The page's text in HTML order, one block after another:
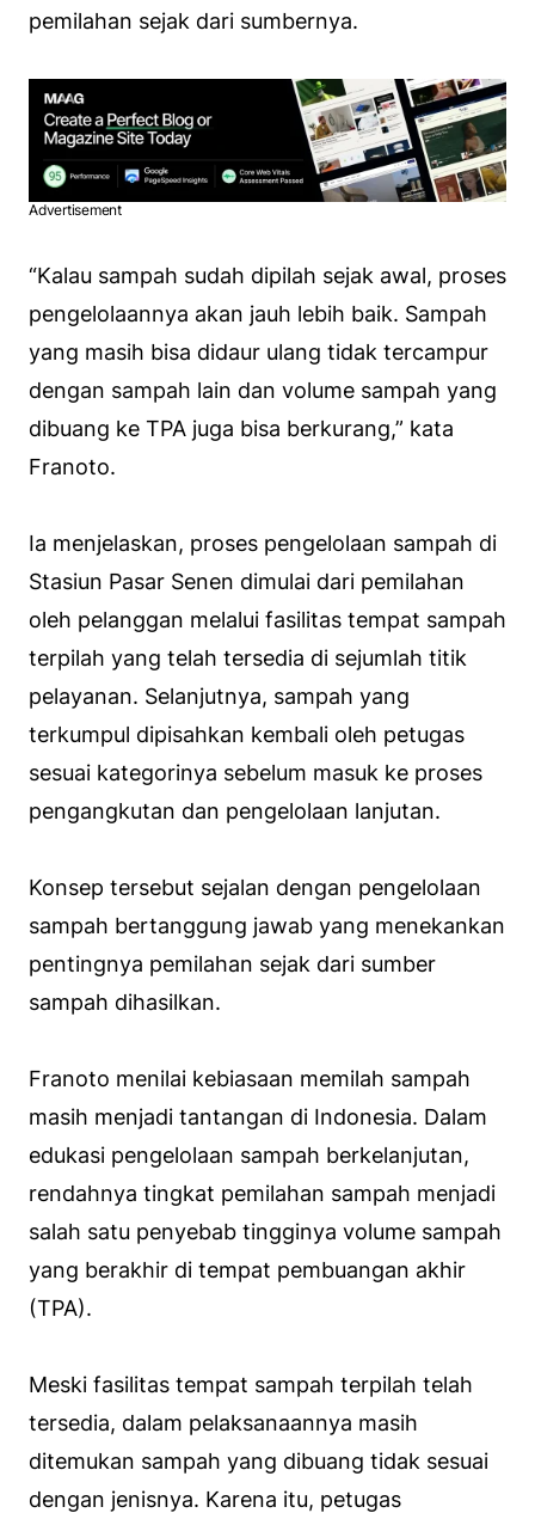
pemilahan sejak dari sumbernya.
Advertisement
“Kalau sampah sudah dipilah sejak awal, proses
pengelolaannya akan jauh lebih baik. Sampah
yang masih bisa didaur ulang tidak tercampur
dengan sampah lain dan volume sampah yang
dibuang ke TPA juga bisa berkurang,” kata
Franoto.
Ia menjelaskan, proses pengelolaan sampah di
Stasiun Pasar Senen dimulai dari pemilahan
oleh pelanggan melalui fasilitas tempat sampah
terpilah yang telah tersedia di sejumlah titik
pelayanan. Selanjutnya, sampah yang
terkumpul dipisahkan kembali oleh petugas
sesuai kategorinya sebelum masuk ke proses
pengangkutan dan pengelolaan lanjutan.
Konsep tersebut sejalan dengan pengelolaan
sampah bertanggung jawab yang menekankan
pentingnya pemilahan sejak dari sumber
sampah dihasilkan.
Franoto menilai kebiasaan memilah sampah
masih menjadi tantangan di Indonesia. Dalam
edukasi pengelolaan sampah berkelanjutan,
rendahnya tingkat pemilahan sampah menjadi
salah satu penyebab tingginya volume sampah
yang berakhir di tempat pembuangan akhir
(TPA).
Meski fasilitas tempat sampah terpilah telah
tersedia, dalam pelaksanaannya masih
ditemukan sampah yang dibuang tidak sesuai
dengan jenisnya. Karena itu, petugas